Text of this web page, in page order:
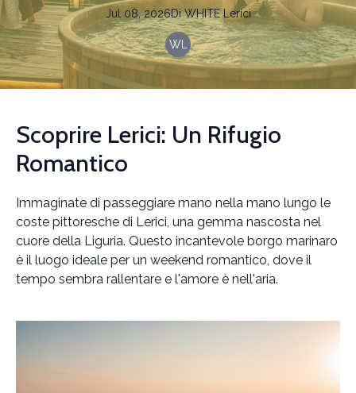
Jul 08, 2026Di WHITE Lerici
WL
Scoprire Lerici: Un Rifugio
Romantico
Immaginate di passeggiare mano nella mano lungo le
coste pittoresche di Lerici, una gemma nascosta nel
cuore della Liguria. Questo incantevole borgo marinaro
è il luogo ideale per un weekend romantico, dove il
tempo sembra rallentare e l'amore è nell'aria.